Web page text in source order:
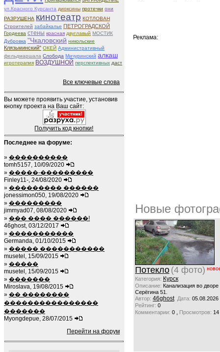
ул.Красного Курсанта диоксины протечки они
РАЗРУШЕНА кинотеатр КОТЛОВАН
Строителей забайкалье ПЕТРОГРАДСКОЙ
Гордеева стены красная двуглавый МОСТИК
Дубровка "Чкаловский никольские
Клязьминский" ОКЕЙ Административный
фельдмаршала Слобода Мичуринский алкаш
игротерапия ВОЗДУШНОЙ перспективных даст
Все ключевые слова
Вы можете проявить участие, установив
кнопку проекта на Ваш сайт:
Получить код кнопки!
Последнее на форуме:
» ����������
tomh5157, 10/09/2020
» �����-���������
Finley11-, 24/08/2020
» ��������� ������
jonessimon050, 19/08/2020
» ���������
jimmyad07, 08/08/2020
» ��� ���� ������!
46ghost, 03/12/2017
» �����������
Germanda, 01/10/2015
» ����� �����������
musetel, 15/09/2015
» �����
musetel, 15/09/2015
» �������
Miroslava, 19/08/2015
» �� ��������
����������������
�������
Myongdepue, 28/07/2015
Перейти на форум
Реклама:
Новые
Потекло (4 фото)
Категория: Курск
Описание: Канализация во
Серёгина 51.
Автор: 46ghost Дата: 05.08.2026
Рейтинг: 0
Комментарии: 0 , Просмотров: 14